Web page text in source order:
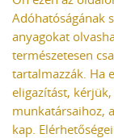
Adóhatóságának
anyagokat
természetesen
tartalmazzák. Ha
eligazítást,
munkatársaihoz,
kap.